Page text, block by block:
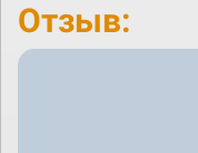
Отзыв: